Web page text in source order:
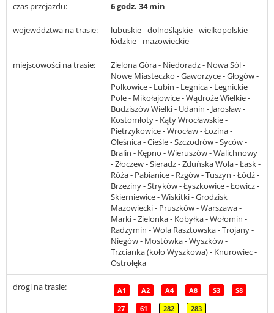
czas przejazdu: 6 godz. 34 min
województwa na trasie:
lubuskie - dolnośląskie - wielkopolskie -
łódzkie - mazowieckie
miejscowości na trasie:
Zielona Góra - Niedoradz - Nowa Sól -
Nowe Miasteczko - Gaworzyce - Głogów -
Polkowice - Lubin - Legnica - Legnickie
Pole - Mikołajowice - Wądroże Wielkie -
Budziszów Wielki - Udanin - Jarosław -
Kostomłoty - Kąty Wrocławskie -
Pietrzykowice - Wrocław - Łozina -
Oleśnica - Cieśle - Szczodrów - Syców -
Bralin - Kępno - Wieruszów - Walichnowy
- Złoczew - Sieradz - Zduńska Wola - Łask -
Róża - Pabianice - Rzgów - Tuszyn - Łódź -
Brzeziny - Stryków - Łyszkowice - Łowicz -
Skierniewice - Wiskitki - Grodzisk
Mazowiecki - Pruszków - Warszawa -
Marki - Zielonka - Kobyłka - Wołomin -
Radzymin - Wola Rasztowska - Trojany -
Niegów - Mostówka - Wyszków -
Trzcianka (koło Wyszkowa) - Knurowiec -
Ostrołęka
drogi na trasie: A1 A2 A4 A8 S3 S8
27 61 282 283